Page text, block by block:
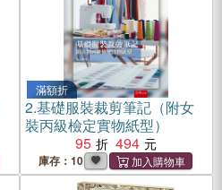
滿額折
2.基礎服裝裁剪筆記（附女
裝丙級檢定實物紙型）
95
494
庫存：10